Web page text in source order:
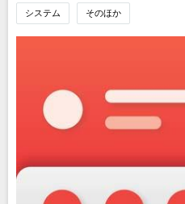
システム そのほか